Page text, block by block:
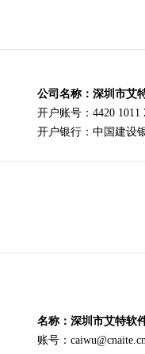
公司名称：深圳市艾
开户账号：4420 1011
开户银行：中国建设
名称：深圳市艾特软
账号：